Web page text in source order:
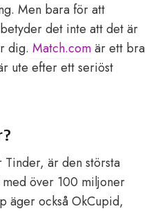
Men bara för att
det inte att det är
dig. Match.comär ett bra
ute efter ett seriöst
är den största
över 100 miljoner
äger också OkCupid,